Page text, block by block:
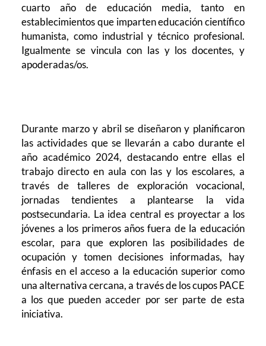
cuarto año de educación media, tanto en
establecimientos que imparten educación científico
humanista, como industrial y técnico profesional.
Igualmente se vincula con las y los docentes, y
apoderadas/os.
Durante marzo y abril se diseñaron y planificaron
las actividades que se llevarán a cabo durante el
año académico 2024, destacando entre ellas el
trabajo directo en aula con las y los escolares, a
través de talleres de exploración vocacional,
jornadas tendientes a plantearse la vida
postsecundaria. La idea central es proyectar a los
jóvenes a los primeros años fuera de la educación
escolar, para que exploren las posibilidades de
ocupación y tomen decisiones informadas, hay
énfasis en el acceso a la educación superior como
una alternativa cercana, a través de los cupos PACE
a los que pueden acceder por ser parte de esta
iniciativa.